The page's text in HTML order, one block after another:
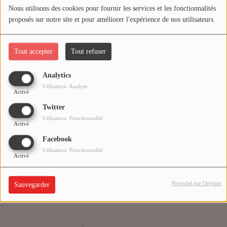
Nous utilisons des cookies pour fournir les services et les fonctionnalités
proposés sur notre site et pour améliorer l'expérience de nos utilisateurs.
Tout accepter Tout refuser
Analytics
Activé
Utilisation: Analyse
Twitter
Activé
Utilisation: Fonctionnalité
Facebook
Activé
Utilisation: Fonctionnalité
Sauvegarder Propulsé par Orejime
Médias
PODCASTS
Agenda
Titres diffusés
Se connecter
Oups, vous avez
rencontré une erreur.
Il semble que la page que vous recherchez n’existe plus.